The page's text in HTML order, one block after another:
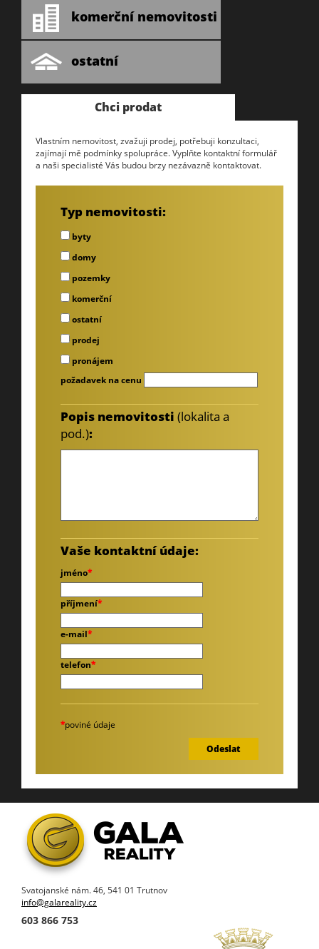
komerční nemovitosti
ostatní
Chci prodat
Vlastním nemovitost, zvažuji prodej, potřebuji konzultaci,
zajímají mě podmínky spolupráce. Vyplňte kontaktní formulář
a naši specialisté Vás budou brzy nezávazně kontaktovat.
Typ nemovitosti:
byty
domy
pozemky
komerční
ostatní
prodej
pronájem
požadavek na cenu
Popis nemovitosti (lokalita a
pod.):
Vaše kontaktní údaje:
jméno*
příjmení*
e-mail*
telefon*
*poviné údaje
Svatojanské nám. 46, 541 01 Trutnov
info@galareality.cz
603 866 753